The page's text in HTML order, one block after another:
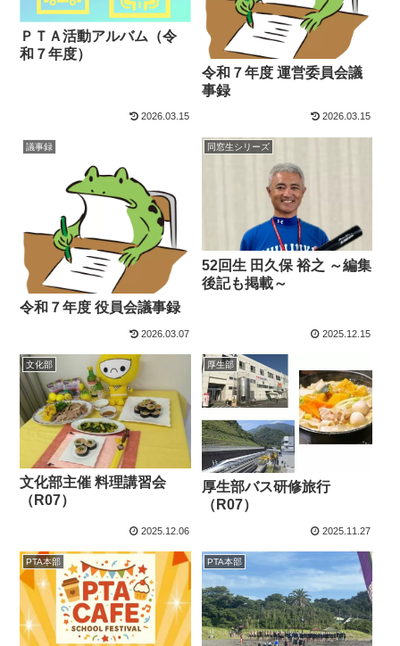
ＰＴＡ活動アルバム（令
和７年度）
2026.03.15
令和７年度 運営委員会議
事録
2026.03.15
議事録
令和７年度 役員会議事録
2026.03.07
同窓生シリーズ
52回生 田久保 裕之 ～編集
後記も掲載～
2025.12.15
文化部
文化部主催 料理講習会
（R07）
2025.12.06
厚生部
厚生部バス研修旅行
（R07）
2025.11.27
PTA本部 PTA本部